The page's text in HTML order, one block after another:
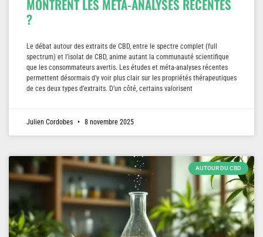
MONTRENT LES MÉTA-ANALYSES RÉCENTES
?
Le débat autour des extraits de CBD, entre le spectre complet (full
spectrum) et l’isolat de CBD, anime autant la communauté scientifique
que les consommateurs avertis. Les études et méta-analyses récentes
permettent désormais d’y voir plus clair sur les propriétés thérapeutiques
de ces deux types d’extraits. D’un côté, certains valorisent
Julien Cordobes 8 novembre 2025
AUTOUR DU CBD